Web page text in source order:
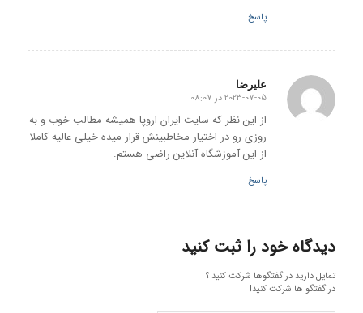
پاسخ
علیرضا
گفته:
2023-07-05 در 08:07
از این نظر که سایت ایران اروپا همیشه مطالب خوب و به
روزی رو در اختیار مخاطبینش قرار میده خیلی عالیه کاملا
از این آموزشگاه آنلاین راضی هستم.
پاسخ
دیدگاه خود را ثبت کنید
تمایل دارید در گفتگوها شرکت کنید ؟
در گفتگو ها شرکت کنید!